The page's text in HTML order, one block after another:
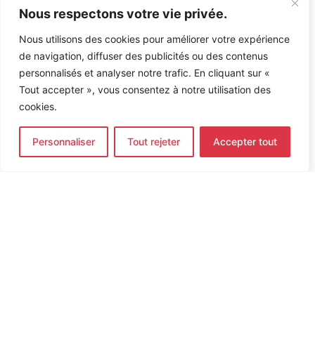
Nous respectons votre vie privée.
Nous utilisons des cookies pour améliorer votre expérience
de navigation, diffuser des publicités ou des contenus
personnalisés et analyser notre trafic. En cliquant sur «
Tout accepter », vous consentez à notre utilisation des
cookies.
Personnaliser Tout rejeter Accepter tout
thermique
Optimisation des
performances vis-à-
vis du confort visuel.
Suivi des
consommations
énergétiques du site
l’objectif 0 énergie.